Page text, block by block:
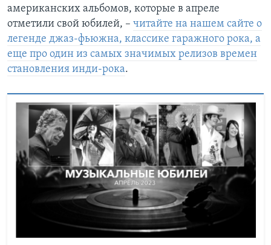
американских альбомов, которые в апреле
отметили свой юбилей, – читайте на нашем сайте о
легенде джаз-фьюжна, классике гаражного рока, а
еще про один из самых значимых релизов времен
становления инди-рока.